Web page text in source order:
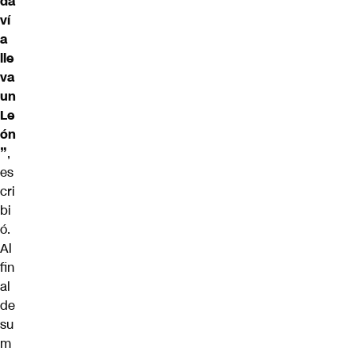
ví
a
lle
va
un
Le
ón
”,
es
cri
bi
ó.
Al
fin
al
de
su
m